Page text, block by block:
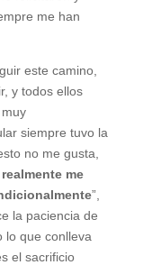
me han
este camino,
y todos ellos
siempre tuvo la
no me gusta,
me
”,
la paciencia de
lo que conlleva
el sacrificio